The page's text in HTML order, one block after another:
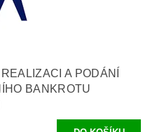
A PODÁNÍ
BANKROTU